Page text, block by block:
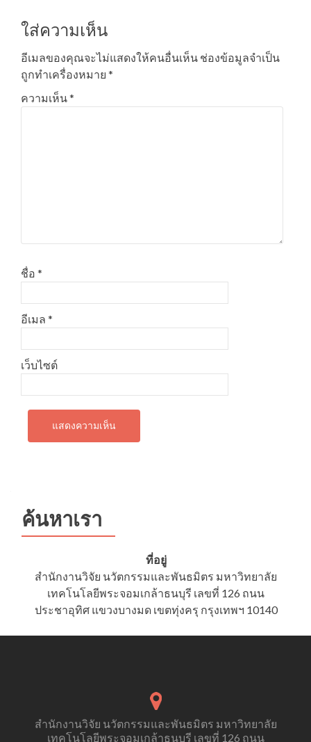
ใส่ความเห็น
อีเมลของคุณจะไม่แสดงให้คนอื่นเห็น ช่องข้อมูลจำเป็น
ถูกทำเครื่องหมาย *
ความเห็น*
ชื่อ *
อีเมล *
เว็บไซต์
ค้นหาเรา
ที่อยู่
สำนักงานวิจัย นวัตกรรมและพันธมิตร มหาวิทยาลัย
เทคโนโลยีพระจอมเกล้าธนบุรี เลขที่ 126 ถนน
ประชาอุทิศ แขวงบางมด เขตทุ่งครุ กรุงเทพฯ 10140
สำนักงานวิจัย นวัตกรรมและพันธมิตร มหาวิทยาลัย
เทคโนโลยีพระจอมเกล้าธนบุรี เลขที่ 126 ถนน